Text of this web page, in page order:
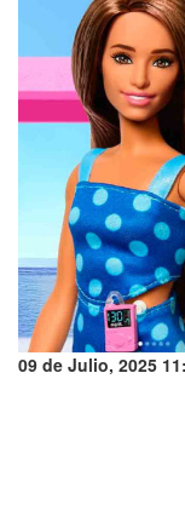
09 de Julio, 2025